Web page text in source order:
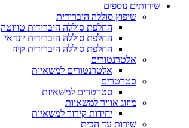
שירותים נוספים
שיפוץ סוללה היברידית
החלפת סוללה היברידית טויוטה
החלפת סוללה היברידית יונדאי
החלפת סוללה היברידית קיה
אלטרנטורים
אלטרנטורים למשאיות
סטרטרים
סטרטרים למשאיות
מיזוג אוויר למשאיות
יחידות קירור למשאיות
שירות עד הבית